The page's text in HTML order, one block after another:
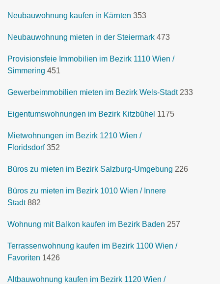
Neubauwohnung kaufen in Kärnten 353
Neubauwohnung mieten in der Steiermark 473
Provisionsfeie Immobilien im Bezirk 1110 Wien /
Simmering 451
Gewerbeimmobilien mieten im Bezirk Wels-Stadt 233
Eigentumswohnungen im Bezirk Kitzbühel 1175
Mietwohnungen im Bezirk 1210 Wien /
Floridsdorf 352
Büros zu mieten im Bezirk Salzburg-Umgebung 226
Büros zu mieten im Bezirk 1010 Wien / Innere
Stadt 882
Wohnung mit Balkon kaufen im Bezirk Baden 257
Terrassenwohnung kaufen im Bezirk 1100 Wien /
Favoriten 1426
Altbauwohnung kaufen im Bezirk 1120 Wien /